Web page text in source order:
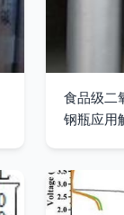
食品级二
钢瓶应用